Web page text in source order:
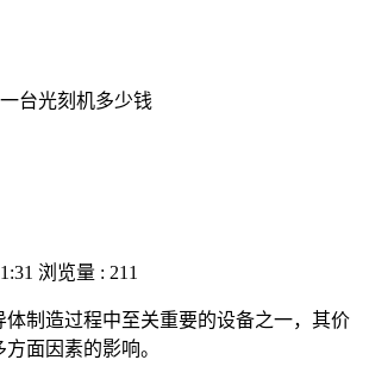
一台光刻机多少钱
浏览量 : 211
体制造过程中至关重要的设备之一，其价
面因素的影响。